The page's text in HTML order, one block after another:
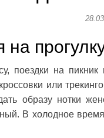
на
поездки на
или
образу нотки
В холодное время